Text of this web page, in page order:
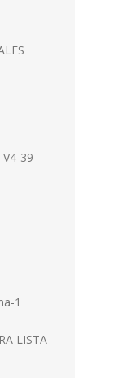
LISTA